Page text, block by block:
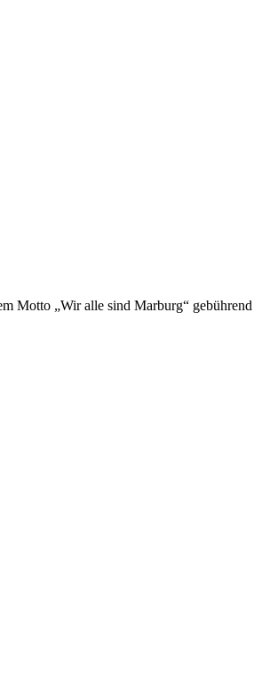
Motto „Wir alle sind Marburg“ gebührend